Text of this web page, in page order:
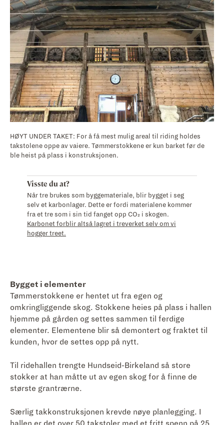
HØYT UNDER TAKET: For å få mest mulig areal til riding holdes
takstolene oppe av vaiere. Tømmerstokkene er kun barket før de
ble heist på plass i konstruksjonen.
Visste du at?
Når tre brukes som byggemateriale, blir bygget i seg
selv et karbonlager. Dette er fordi materialene kommer
fra et tre som i sin tid fanget opp CO₂ i skogen.
Karbonet forblir altså lagret i treverket selv om vi
hogger treet.
Bygget i elementer
Tømmerstokkene er hentet ut fra egen og
omkringliggende skog. Stokkene heies på plass i hallen
hjemme på gården og settes sammen til ferdige
elementer. Elementene blir så demontert og fraktet til
kunden, hvor de settes opp på nytt.
Til ridehallen trengte Hundseid-Birkeland så store
stokker at han måtte ut av egen skog for å finne de
største grantrærne.
Særlig takkonstruksjonen krevde nøye planlegging. I
hallen er det over 50 takstoler med et fritt spenn på 25